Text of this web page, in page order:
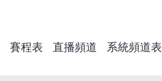
賽程表 直播頻道 系統頻道表